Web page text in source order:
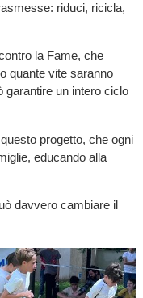
riduci, ricicla,
la Fame, che
quante vite saranno
garantire un intero ciclo
progetto, che ogni
educando alla
davvero cambiare il